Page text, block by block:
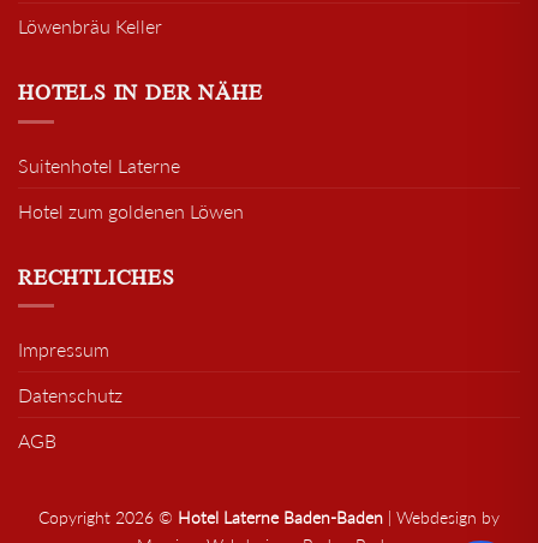
Löwenbräu Keller
HOTELS IN DER NÄHE
Suitenhotel Laterne
Hotel zum goldenen Löwen
RECHTLICHES
Impressum
Datenschutz
AGB
Copyright 2026 © Hotel Laterne Baden-Baden
Webdesign by